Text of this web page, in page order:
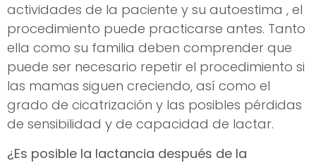
actividades de la paciente y su autoestima , el
procedimiento puede practicarse antes. Tanto
ella como su familia deben comprender que
puede ser necesario repetir el procedimiento si
las mamas siguen creciendo, así como el
grado de cicatrización y las posibles pérdidas
de sensibilidad y de capacidad de lactar.
¿Es posible la lactancia después de la